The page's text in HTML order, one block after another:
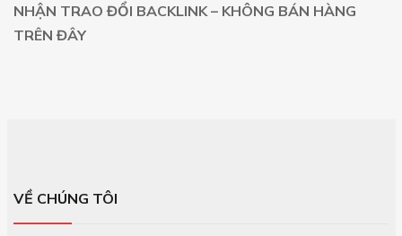
NHẬN TRAO ĐỔI BACKLINK – KHÔNG BÁN HÀNG
TRÊN ĐÂY
VỀ CHÚNG TÔI